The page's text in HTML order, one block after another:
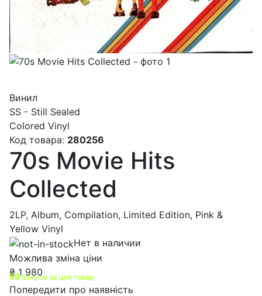
Винил
SS - Still Sealed
Colored Vinyl
Код товара: 280256
70s Movie Hits
Collected
2LP, Album, Compilation, Limited Edition, Pink &
Yellow Vinyl
Нет в наличии
Можлива зміна ціни
₴1 980
99бонусів за цей товар
Попередити про наявність